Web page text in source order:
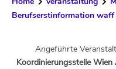
Berufserstinformation
Angeführte
Koordinierungsstelle